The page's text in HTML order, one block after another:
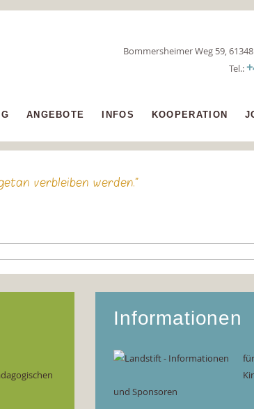
Bommersheimer Weg 59,
Tel.:
ANGEBOTE INFOS KOOPERATION
verbleiben werden."
Informationen
und Sponsoren